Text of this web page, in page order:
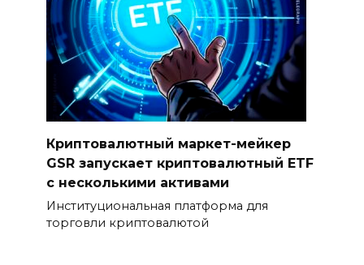
Криптовалютный маркет-мейкер
GSR запускает криптовалютный ETF
с несколькими активами
Институциональная платформа для
торговли криптовалютой